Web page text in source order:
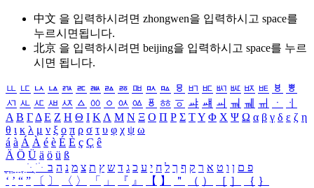
中文 을 입력하시려면 zhongwen을 입력하시고 space를
누르시면됩니다.
北京 을 입력하시려면 beijing을 입력하시고 space를 누르
시면 됩니다.
ㅥ ㅦ ㅧ ㅨ ㅩ ㅪ ㅫ ㅬ ㅭ ㅮ ㅯ ㅰ ㅱ ㅲ ㅳ ㅴ ㅵ ㅶ ㅷ ㅸ
ㅹ
ㅺ ㅻ ㅼ ㅽ ㅾ ㅿ ㆀ ㆁ ㆂ ㆃ ㆄ ㆅ ㆆ ㆇ ㆈ ㆉ ㆊ ㆋ ㆌ ㆍ
ㆎ
Α Β ΓΔ Ε Ζ Η Θ Ι ΚΛ Μ Ν Ξ Ο Π Ρ Σ ΤΥ Φ Χ Ψ Ω α β γ δ ε ζ η
θ ι κ λ μ ν ξ ο π ρ σ τ υ φ χ ψ ω
á à Á À é è É È ç Ç ê
Ä Ö Ü ä ö ü ß
ִֶֹ ֻּ ׁׂ פ ם ן ו ט א ר ק ף ך ל ח י ע כ ג ד ש ץ ת צ מ נ ה ב
‘ ’ “ ” 〔 〕 〈 〉 「 」 『 』 【 】 ＂ （ ） ［ ］ ｛ ｝